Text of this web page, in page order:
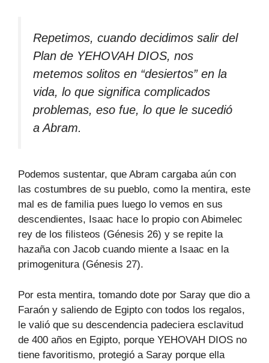
Repetimos, cuando decidimos salir del
Plan de YEHOVAH DIOS, nos
metemos solitos en “desiertos” en la
vida, lo que significa complicados
problemas, eso fue, lo que le sucedió
a Abram.
Podemos sustentar, que Abram cargaba aún con
las costumbres de su pueblo, como la mentira, este
mal es de familia pues luego lo vemos en sus
descendientes, Isaac hace lo propio con Abimelec
rey de los filisteos (Génesis 26) y se repite la
hazaña con Jacob cuando miente a Isaac en la
primogenitura (Génesis 27).
Por esta mentira, tomando dote por Saray que dio a
Faraón y saliendo de Egipto con todos los regalos,
le valió que su descendencia padeciera esclavitud
de 400 años en Egipto, porque YEHOVAH DIOS no
tiene favoritismo, protegió a Saray porque ella